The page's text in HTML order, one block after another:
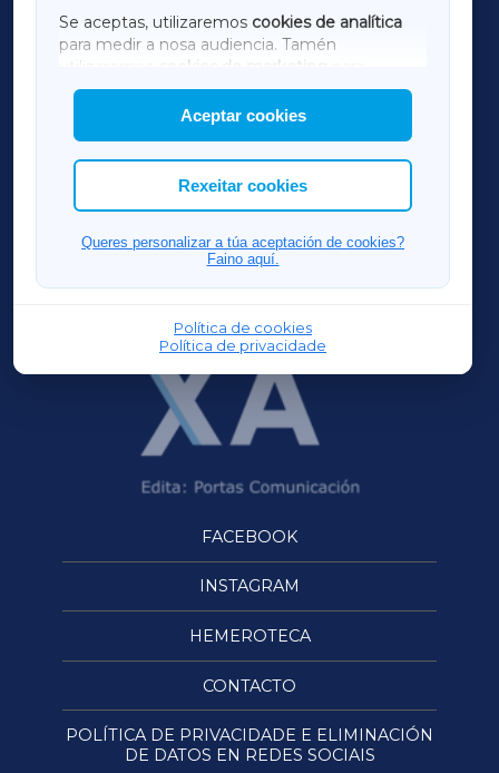
Se aceptas, utilizaremos cookies de analítica
para medir a nosa audiencia. Tamén
utilizaremos
cookies de marketing
mostrar publicidade de terceiros.
Así mesmo, podes personalizar a elección das
cookies que desexas permitir.
Aceptar cookies
Rexeitar cookies
Queres personalizar a túa aceptación de cookies?
Faino aquí.
Política de cookies
Política de privacidade
AMARIÑAXA
RIBEIRASACRAXA
ACORUÑAXA
FERROLXA
OURENSEXA
FACEBOOK
INSTAGRAM
HEMEROTECA
CONTACTO
POLÍTICA DE PRIVACIDADE E ELIMINACIÓN
DE DATOS EN REDES SOCIAIS